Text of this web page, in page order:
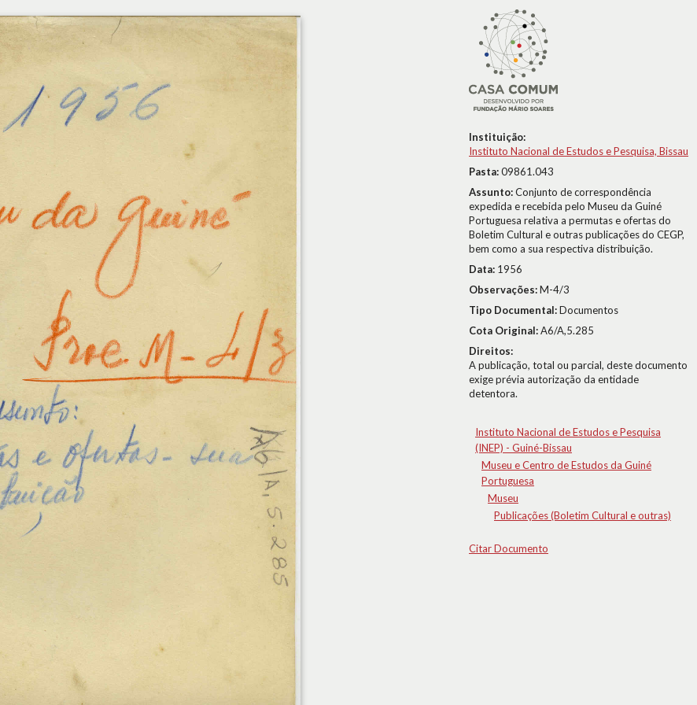
Instituição:
Instituto Nacional de Estudos e Pesquisa, Bissau
Pasta:09861.043
Assunto:Conjunto de correspondência
expedida e recebida pelo Museu da Guiné
Portuguesa relativa a permutas e ofertas do
Boletim Cultural e outras publicações do CEGP,
bem como a sua respectiva distribuição.
Data: 1956
Observações:M-4/3
Tipo Documental:Documentos
Cota Original:A6/A,5.285
Direitos:
A publicação, total ou parcial, deste documento
exige prévia autorização da entidade
detentora.
Instituto Nacional de Estudos e Pesquisa
(INEP) - Guiné-Bissau
Museu e Centro de Estudos da Guiné
Portuguesa
Museu
Publicações (Boletim Cultural e outras)
Citar Documento